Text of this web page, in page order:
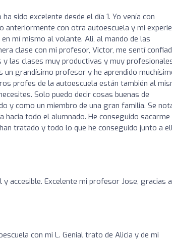
sido excelente desde el día 1. Yo venía con
anteriormente con otra autoescuela y mi
mí mismo al volante. Ali, al mando de las
clase con mi profesor, Victor, me sentí
las clases muy productivas y muy
un grandísimo profesor y he aprendido
profes de la autoescuela están también al
Solo puedo decir cosas buenas de
y como un miembro de una gran familia. Se
hacia todo el alumnado. He conseguido sacarme
tratado y todo lo que he conseguido junto a
accesible. Excelente mi profesor Jose, gracias
con mi L. Genial trato de Alicia y de mi